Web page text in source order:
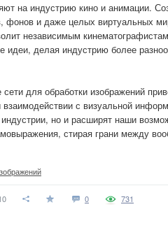
на индустрию кино и анимации.
фонов и даже целых виртуальных
независимым
делая индустрию более
для обработки изображений
с визуальной
но и расширят наши
стирая грани между
0 731